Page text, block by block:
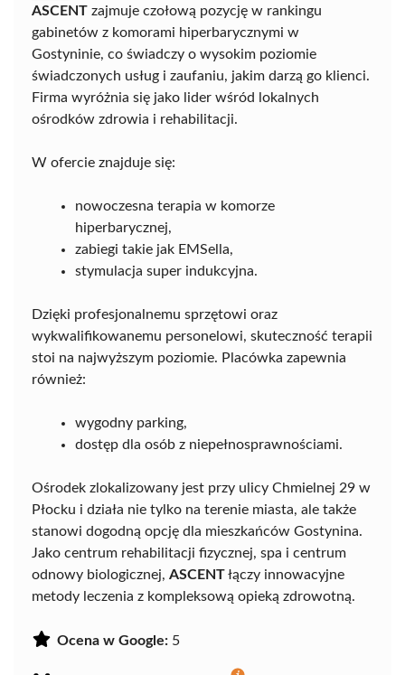
ASCENT zajmuje czołową pozycję w rankingu
gabinetów z komorami hiperbarycznymi w
Gostyninie, co świadczy o wysokim poziomie
świadczonych usług i zaufaniu, jakim darzą go klienci.
Firma wyróżnia się jako lider wśród lokalnych
ośrodków zdrowia i rehabilitacji.
W ofercie znajduje się:
nowoczesna terapia w komorze
hiperbarycznej,
zabiegi takie jak EMSella,
stymulacja super indukcyjna.
Dzięki profesjonalnemu sprzętowi oraz
wykwalifikowanemu personelowi, skuteczność terapii
stoi na najwyższym poziomie. Placówka zapewnia
również:
wygodny parking,
dostęp dla osób z niepełnosprawnościami.
Ośrodek zlokalizowany jest przy ulicy Chmielnej 29 w
Płocku i działa nie tylko na terenie miasta, ale także
stanowi dogodną opcję dla mieszkańców Gostynina.
Jako centrum rehabilitacji fizycznej, spa i centrum
odnowy biologicznej, ASCENTłączy innowacyjne
metody leczenia z kompleksową opieką zdrowotną.
Ocena w Google: 5